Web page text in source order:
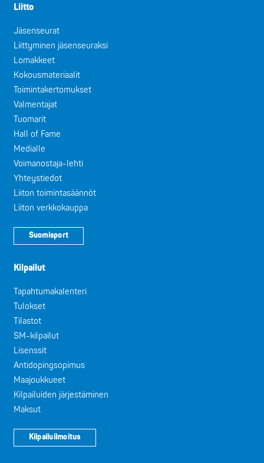
Liitto
Jäsenseurat
Liittyminen jäsenseuraksi
Lomakkeet
Kokousmateriaalit
Toimintakertomukset
Valmentajat
Tuomarit
Hall of Fame
Medialle
Voimanostaja-lehti
Yhteystiedot
Liiton toimintasäännöt
Liiton verkkokauppa
Suomisport
Kilpailut
Tapahtumakalenteri
Tulokset
Tilastot
SM-kilpailut
Lisenssit
Antidopingsopimus
Maajoukkueet
Kilpailuiden järjestäminen
Maksut
Kilpailuilmoitus